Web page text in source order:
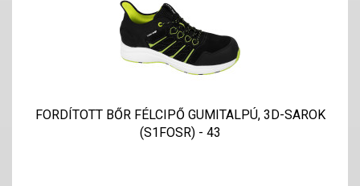
FORDÍTOTT BŐR FÉLCIPŐ GUMITALPÚ, 3D-SAROK
(S1FOSR) - 43